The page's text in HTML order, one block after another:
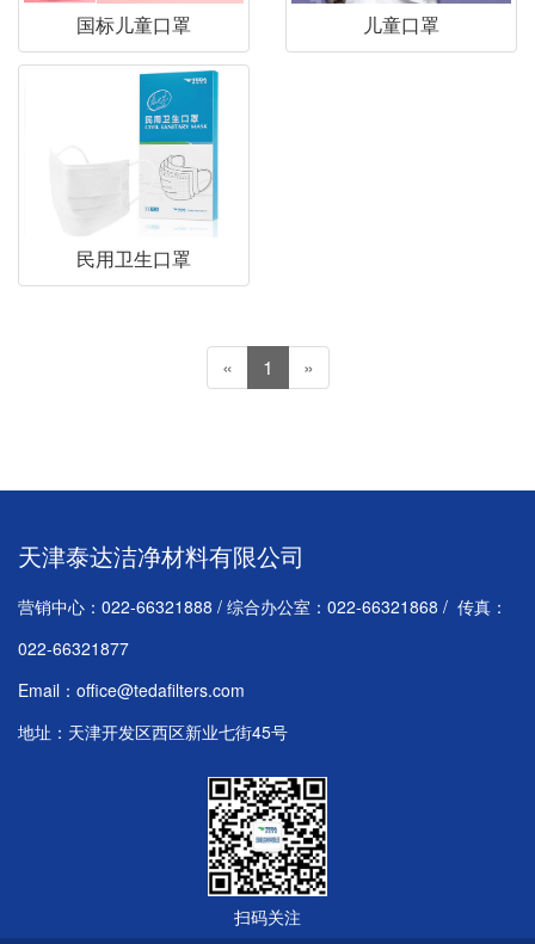
国标儿童口罩 儿童口罩
民用卫生口罩
« 1 »
天津泰达洁净材料有限公司
营销中心：022-66321888 / 综合办公室：022-66321868 / 传真：
022-66321877
Email：office@tedafilters.com
地址：天津开发区西区新业七街45号
扫码关注